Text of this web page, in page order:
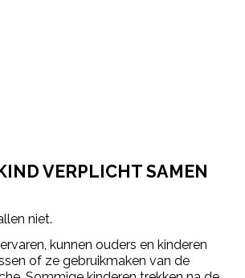
VERPLICHT SAMEN
niet.
kunnen ouders en kinderen
of ze gebruikmaken van de